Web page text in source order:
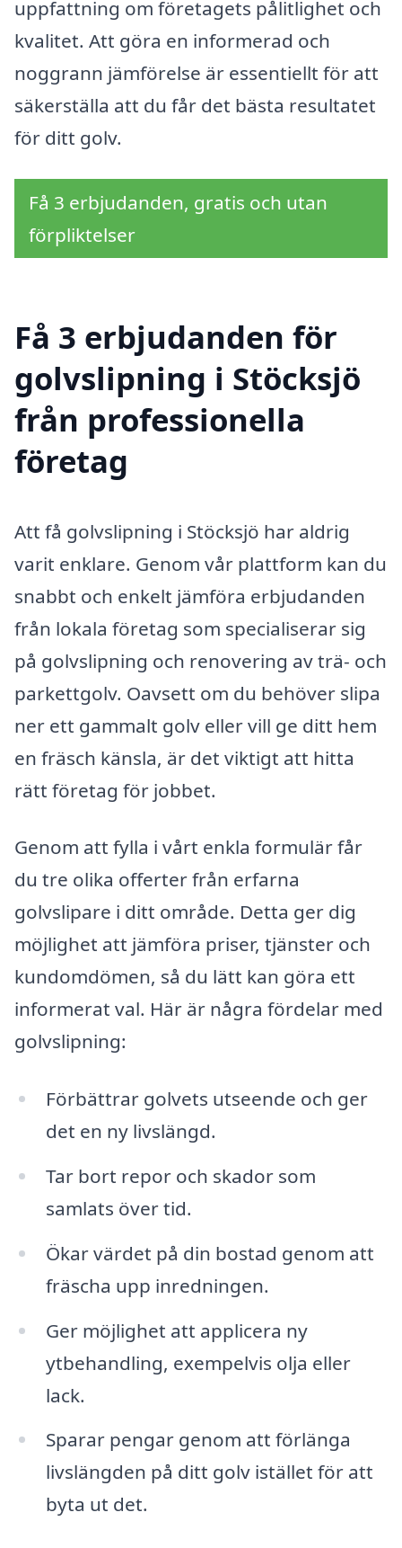
uppfattning om företagets pålitlighet och
kvalitet. Att göra en informerad och
noggrann jämförelse är essentiellt för att
säkerställa att du får det bästa resultatet
för ditt golv.
Få 3 erbjudanden, gratis och utan
förpliktelser
Få 3 erbjudanden för
golvslipning i Stöcksjö
från professionella
företag
Att få golvslipning i Stöcksjö har aldrig
varit enklare. Genom vår plattform kan du
snabbt och enkelt jämföra erbjudanden
från lokala företag som specialiserar sig
på golvslipning och renovering av trä- och
parkettgolv. Oavsett om du behöver slipa
ner ett gammalt golv eller vill ge ditt hem
en fräsch känsla, är det viktigt att hitta
rätt företag för jobbet.
Genom att fylla i vårt enkla formulär får
du tre olika offerter från erfarna
golvslipare i ditt område. Detta ger dig
möjlighet att jämföra priser, tjänster och
kundomdömen, så du lätt kan göra ett
informerat val. Här är några fördelar med
golvslipning:
Förbättrar golvets utseende och ger
det en ny livslängd.
Tar bort repor och skador som
samlats över tid.
Ökar värdet på din bostad genom att
fräscha upp inredningen.
Ger möjlighet att applicera ny
ytbehandling, exempelvis olja eller
lack.
Sparar pengar genom att förlänga
livslängden på ditt golv istället för att
byta ut det.